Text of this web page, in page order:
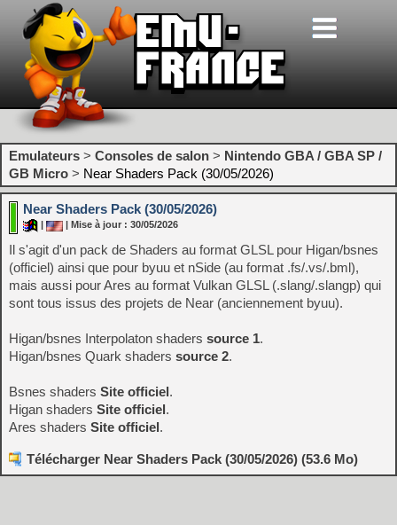
Emulateurs > Consoles de salon > Nintendo GBA / GBA SP /
GB Micro > Near Shaders Pack (30/05/2026)
Near Shaders Pack (30/05/2026)
| Mise à jour : 30/05/2026
Il s'agit d'un pack de Shaders au format GLSL pour Higan/bsnes
(officiel) ainsi que pour byuu et nSide (au format .fs/.vs/.bml),
mais aussi pour Ares au format Vulkan GLSL (.slang/.slangp) qui
sont tous issus des projets de Near (anciennement byuu).
Higan/bsnes Interpolaton shaders source 1.
Higan/bsnes Quark shaders source 2.
Bsnes shaders Site officiel.
Higan shaders Site officiel.
Ares shaders Site officiel.
Télécharger Near Shaders Pack (30/05/2026) (53.6 Mo)